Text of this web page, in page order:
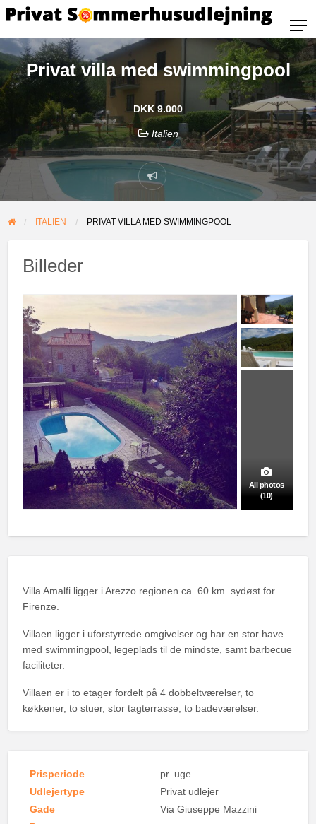
Privat villa med swimmingpool
DKK 9.000
Italien
ITALIEN PRIVAT VILLA MED SWIMMINGPOOL
Billeder
All photos
(10)
Villa Amalfi ligger i Arezzo regionen ca. 60 km. sydøst for
Firenze.
Villaen ligger i uforstyrrede omgivelser og har en stor have
med swimmingpool, legeplads til de mindste, samt barbecue
faciliteter.
Villaen er i to etager fordelt på 4 dobbeltværelser, to
køkkener, to stuer, stor tagterrasse, to badeværelser.
Prisperiode
pr. uge
Udlejertype
Privat udlejer
Gade
Via Giuseppe Mazzini